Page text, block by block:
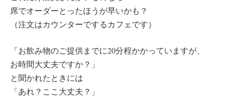
席でオーダーとったほうが早いかも？
（注文はカウンターでするカフェです）
「お飲み物のご提供までに20分程かかっていますが、
お時間大丈夫ですか？」
と聞かれたときには
「あれ？ここ大丈夫？」